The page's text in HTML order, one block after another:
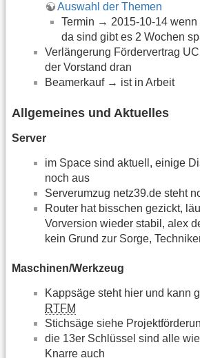
Auswahl der Themen
Termin → 2015-10-14 wenn
da sind gibt es 2 Wochen
Verlängerung Fördervertrag
der Vorstand dran
Beamerkauf → ist in Arbeit
Allgemeines und Aktuelles
Server
im Space sind aktuell, einige
noch aus
Serverumzug netz39.de steht
Router hat bisschen gezickt,
Vorversion wieder stabil, alex
kein Grund zur Sorge,
Maschinen/Werkzeug
Kappsäge steht hier und kann
RTFM
Stichsäge siehe
die 13er Schlüssel sind alle
Knarre auch